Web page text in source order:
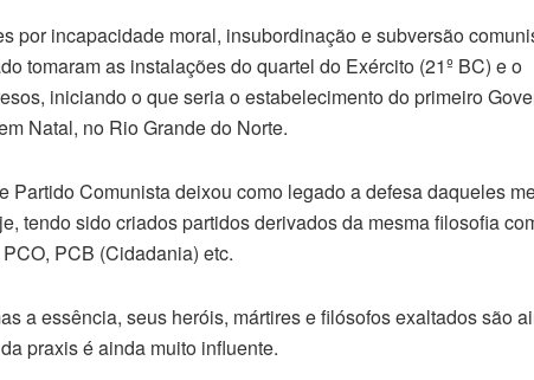
por incapacidade moral, insubordinação e subversão
tomaram as instalações do quartel do Exército (21º BC) e o
iniciando o que seria o estabelecimento do primeiro
Natal, no Rio Grande do Norte.
Partido Comunista deixou como legado a defesa daqueles
tendo sido criados partidos derivados da mesma filosofia
PCB (Cidadania) etc.
a essência, seus heróis, mártires e filósofos exaltados são
praxis é ainda muito influente.